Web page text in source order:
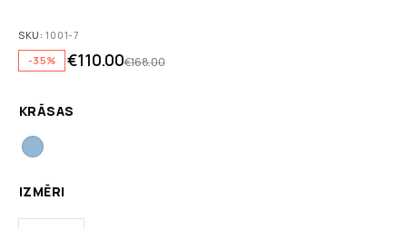
SKU:1001-7
-35%
€168.00
€110.00
KRĀSAS
IZMĒRI